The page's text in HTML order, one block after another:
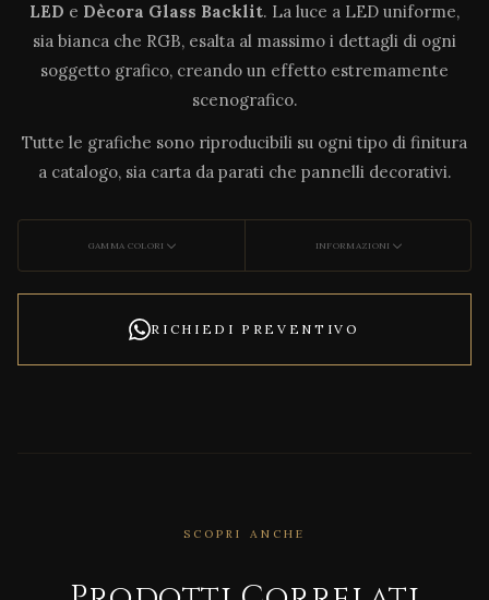
LED e Dècora Glass Backlit. La luce a LED uniforme,
sia bianca che RGB, esalta al massimo i dettagli di ogni
soggetto grafico, creando un effetto estremamente
scenografico.
Tutte le grafiche sono riproducibili su ogni tipo di finitura
a catalogo, sia carta da parati che pannelli decorativi.
GAMMA COLORI INFORMAZIONI
RICHIEDI PREVENTIVO
SCOPRI ANCHE